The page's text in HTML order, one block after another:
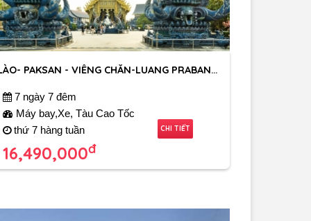
LÀO- PAKSAN - VIÊNG CHĂN-LUANG PRABANG- HOUIXAI-TAM GIÁC VÀNG- CHIANG RAI
7 ngày 7 đêm
Máy bay,Xe, Tàu Cao Tốc
thứ 7 hàng tuần
16,490,000đ
CHI TIẾT